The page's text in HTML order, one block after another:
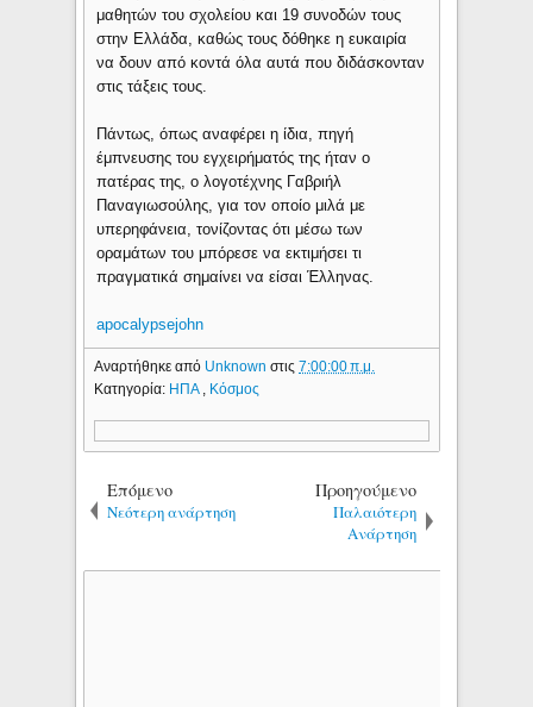
μαθητών του σχολείου και 19 συνοδών τους
στην Ελλάδα, καθώς τους δόθηκε η ευκαιρία
να δουν από κοντά όλα αυτά που διδάσκονταν
στις τάξεις τους.
Πάντως, όπως αναφέρει η ίδια, πηγή
έμπνευσης του εγχειρήματός της ήταν ο
πατέρας της, ο λογοτέχνης Γαβριήλ
Παναγιωσούλης, για τον οποίο μιλά με
υπερηφάνεια, τονίζοντας ότι μέσω των
οραμάτων του μπόρεσε να εκτιμήσει τι
πραγματικά σημαίνει να είσαι Έλληνας.
apocalypsejohn
Αναρτήθηκε από Unknownστις7:00:00 π.μ.
Κατηγορία: ΗΠΑ , Κόσμος
Επόμενο
Νεότερη ανάρτηση
Προηγούμενο
Παλαιότερη
Ανάρτηση